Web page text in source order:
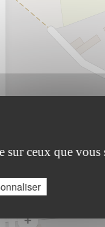
sur ceux que vous